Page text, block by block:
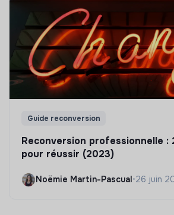
Guide reconversion
Reconversion professionnelle :
pour réussir (2023)
Noëmie Martin-Pascual •26 juin